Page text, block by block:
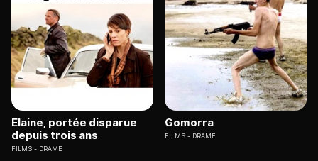
Elaine, portée disparue
depuis trois ans
FILMS DRAME
Gomorra
FILMS DRAME